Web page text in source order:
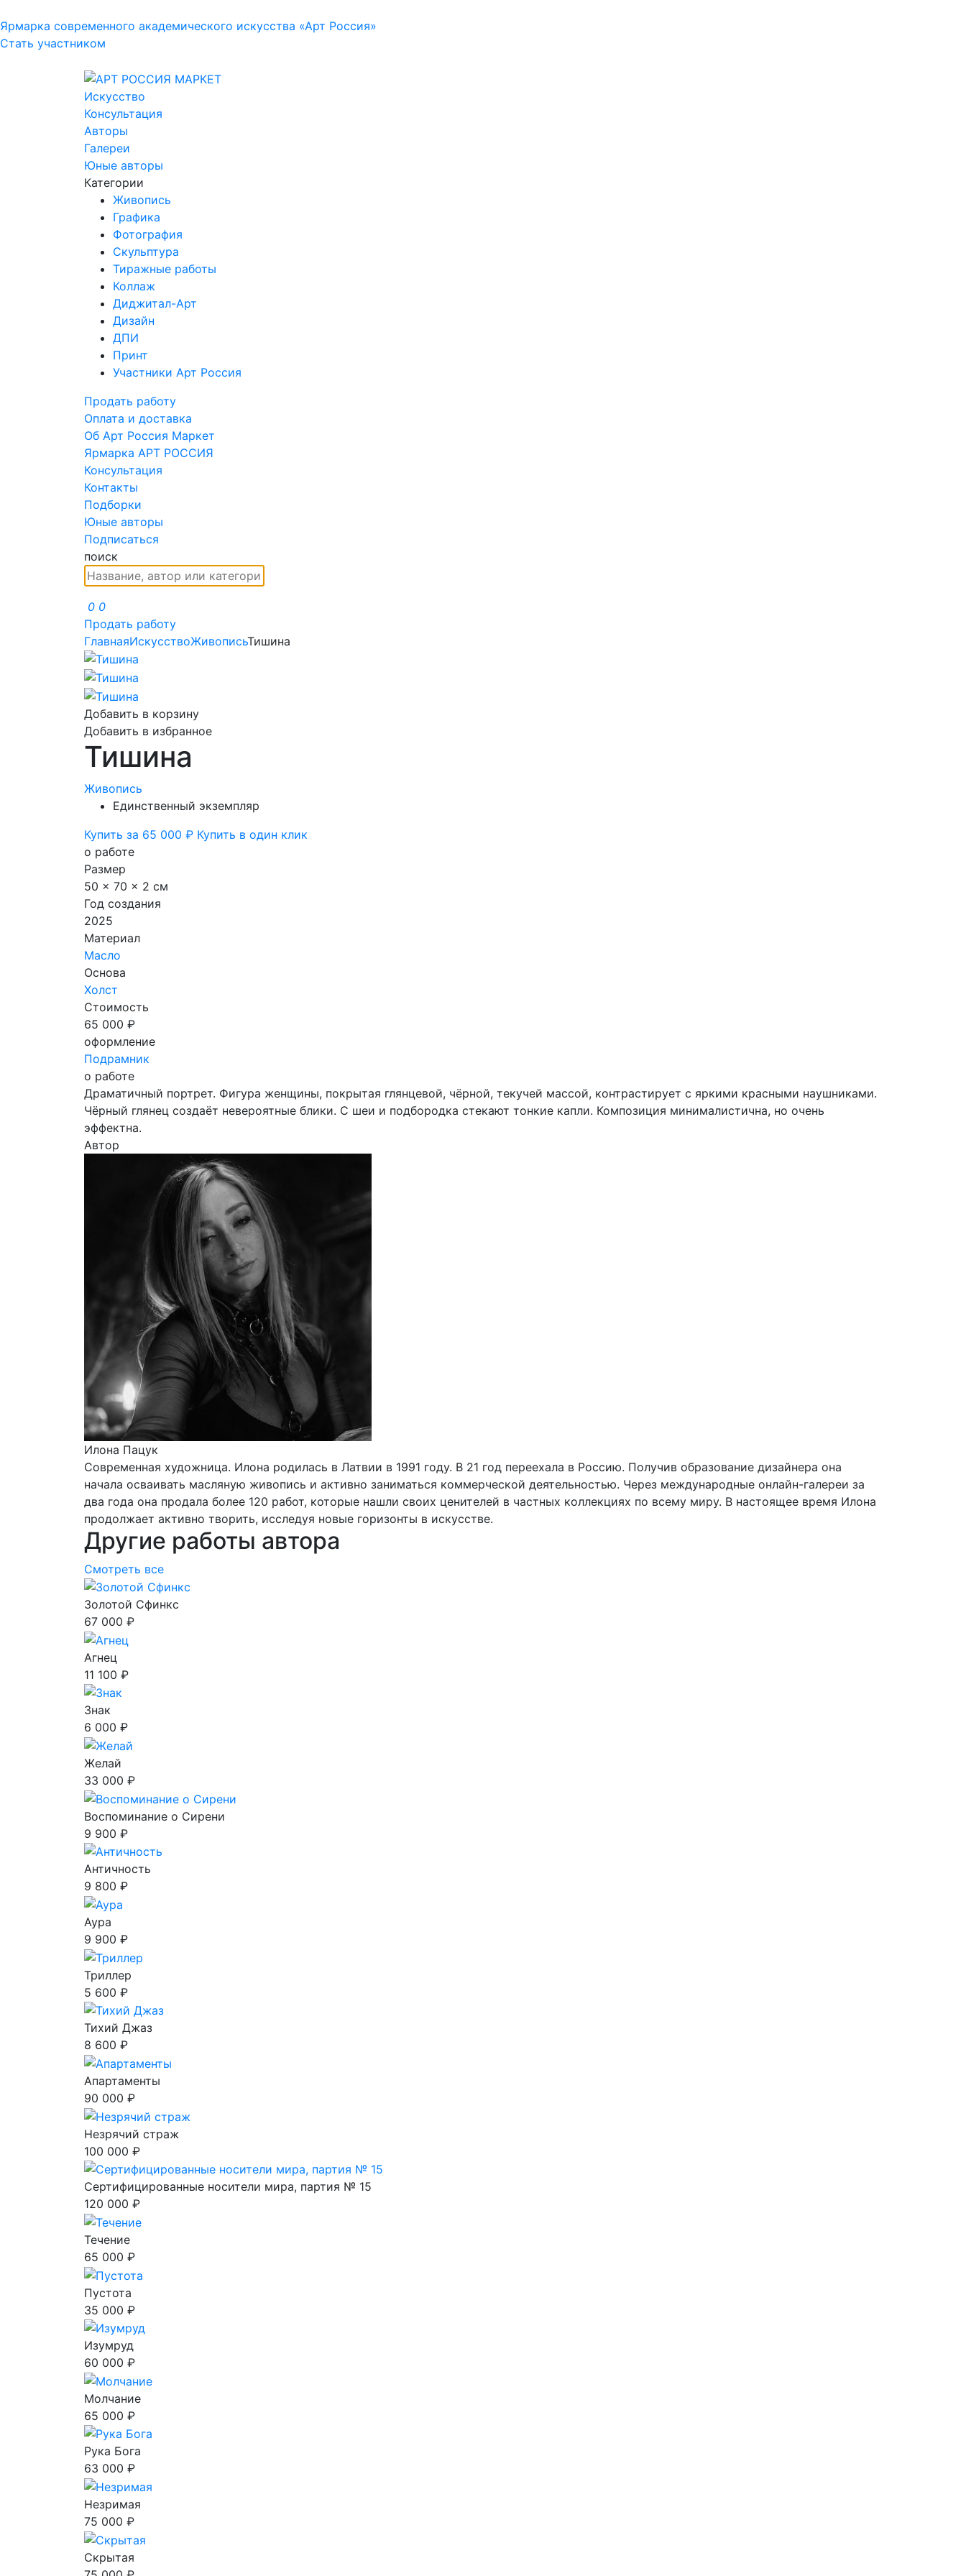
Ярмарка современного академического искусства «Арт Россия»
Стать участником
Искусство
Консультация
Авторы
Галереи
Юные авторы
Категории
Живопись
Графика
Фотография
Скульптура
Тиражные работы
Коллаж
Диджитал-Арт
Дизайн
ДПИ
Принт
Участники Арт Россия
Продать работу
Оплата и доставка
Об Арт Россия Маркет
Ярмарка АРТ РОССИЯ
Консультация
Контакты
Подборки
Юные авторы
Подписаться
поиск
0 0
Продать работу
ГлавнаяИскусствоЖивописьТишина
Добавить в корзину
Добавить в избранное
Тишина
Живопись
Единственный экземпляр
Купить за 65 000 ₽ Купить в один клик
о работе
Размер
50 x 70 x 2 см
Год создания
2025
Материал
Масло
Основа
Холст
Стоимость
65 000 ₽
оформление
Подрамник
о работе
Драматичный портрет. Фигура женщины, покрытая глянцевой, чёрной, текучей массой, контрастирует с яркими красными наушниками.
Чёрный глянец создаёт невероятные блики. С шеи и подбородка стекают тонкие капли. Композиция минималистична, но очень
эффектна.
Автор
Илона Пацук
Современная художница. Илона родилась в Латвии в 1991 году. В 21 год переехала в Россию. Получив образование дизайнера она
начала осваивать масляную живопись и активно заниматься коммерческой деятельностью. Через международные онлайн-галереи за
два года она продала более 120 работ, которые нашли своих ценителей в частных коллекциях по всему миру. В настоящее время Илона
продолжает активно творить, исследуя новые горизонты в искусстве.
Другие работы автора
Смотреть все
Золотой Сфинкс
67 000 ₽
Агнец
11 100 ₽
Знак
6 000 ₽
Желай
33 000 ₽
Воспоминание о Сирени
9 900 ₽
Античность
9 800 ₽
Аура
9 900 ₽
Триллер
5 600 ₽
Тихий Джаз
8 600 ₽
Апартаменты
90 000 ₽
Незрячий страж
100 000 ₽
Сертифицированные носители мира, партия № 15
120 000 ₽
Течение
65 000 ₽
Пустота
35 000 ₽
Изумруд
60 000 ₽
Молчание
65 000 ₽
Рука Бога
63 000 ₽
Незримая
75 000 ₽
Скрытая